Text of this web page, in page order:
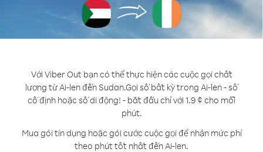
Với Viber Out bạn có thể thực hiện các cuộc gọi chất
lượng từ Ai-len đến Sudan.Gọi số bất kỳ trong Ai-len - số
cố định hoặc số di động! - bắt đầu chỉ với 1.9 ¢ cho mỗi
phút.
Mua gói tín dụng hoặc gói cước cuộc gọi để nhận mức phí
theo phút tốt nhất đến Ai-len.